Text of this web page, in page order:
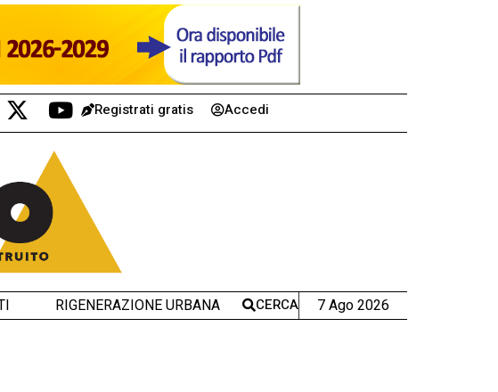
Registrati gratis Accedi
RIGENERAZIONE URBANA CERCA 7 Ago 2026